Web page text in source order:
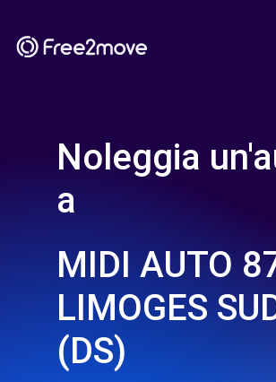
Noleggia
a
MIDI AUTO
LIMOGES
(DS)